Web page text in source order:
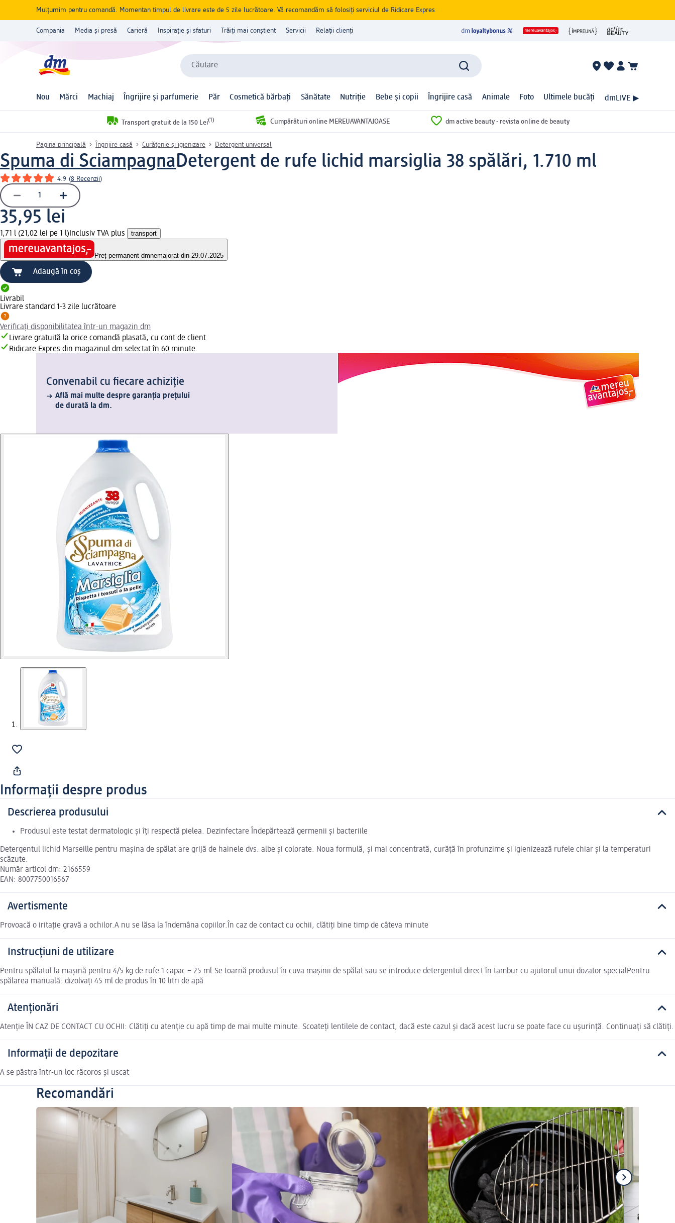
Mulțumim pentru comandă. Momentan timpul de livrare este de 5 zile lucrătoare. Vă recomandăm să folosiți serviciul de Ridicare Expres
Compania Media și presă Carieră Inspirație și sfaturi Trăiți mai conștient Servicii Relații clienți
Căutare
Nou Mărci Machiaj Îngrijire și parfumerie Păr Cosmetică bărbați Sănătate Nutriție Bebe și copii Îngrijire casă Animale Foto Ultimele bucăți dmLIVE ▶
Transport gratuit de la 150 Lei(1) Cumpărături online MEREUAVANTAJOASE dm active beauty - revista online de beauty
Pagina principală Îngrijire casă Curățenie și igienizare Detergent universal
Spuma di SciampagnaDetergent de rufe lichid marsiglia 38 spălări, 1.710 ml
4.9 (8 Recenzii)
35,95 lei
1,71 l (21,02 lei pe 1 l) Inclusiv TVA plus transport
Preț permanent dmnemajorat din 29.07.2025
Adaugă în coș
Livrabil
Livrare standard 1-3 zile lucrătoare
Verificați disponibilitatea într-un magazin dm
Livrare gratuită la orice comandă plasată, cu cont de client
Ridicare Expres din magazinul dm selectat în 60 minute.
Convenabil cu fiecare achiziție
Află mai multe despre garanția prețului
de durată la dm.
Informații despre produs
Descrierea produsului
Produsul este testat dermatologic și îți respectă pielea. Dezinfectare Îndepărtează germenii și bacteriile
Detergentul lichid Marseille pentru mașina de spălat are grijă de hainele dvs. albe și colorate. Noua formulă, și mai concentrată, curăță în profunzime și igienizează rufele chiar și la temperaturi
scăzute.
Număr articol dm: 2166559
EAN: 8007750016567
Avertismente
Provoacă o iritație gravă a ochilor.A nu se lăsa la îndemâna copiilor.În caz de contact cu ochii, clătiți bine timp de câteva minute
Instrucțiuni de utilizare
Pentru spălatul la mașină pentru 4/5 kg de rufe 1 capac = 25 ml.Se toarnă produsul în cuva mașinii de spălat sau se introduce detergentul direct în tambur cu ajutorul unui dozator specialPentru
spălarea manuală: dizolvați 45 ml de produs în 10 litri de apă
Atenționări
Atenție ÎN CAZ DE CONTACT CU OCHII: Clătiți cu atenție cu apă timp de mai multe minute. Scoateți lentilele de contact, dacă este cazul și dacă acest lucru se poate face cu ușurință. Continuați să clătiți.
Informații de depozitare
A se păstra într-un loc răcoros și uscat
Recomandări